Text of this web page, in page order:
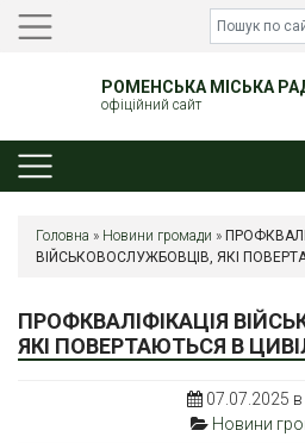
РОМЕНСЬКА МІСЬКА
офіційний сайт
Головна » Новини громади »
ВІЙСЬКОВОСЛУЖБОВЦІВ, ЯКІ
ПРОФКВАЛІФІКАЦІЯ
ЯКІ ПОВЕРТАЮТЬСЯ В
07.07.2025 в
Новини